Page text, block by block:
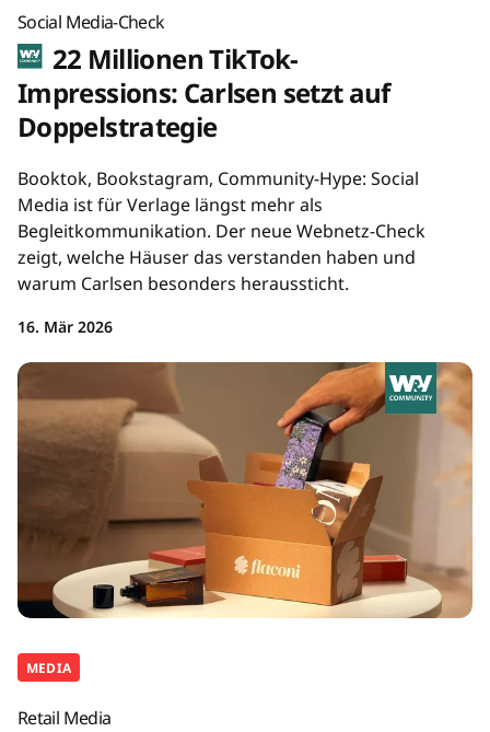
Social Media-Check
22 Millionen TikTok-
Impressions: Carlsen setzt auf
Doppelstrategie
Booktok, Bookstagram, Community-Hype: Social
Media ist für Verlage längst mehr als
Begleitkommunikation. Der neue Webnetz-Check
zeigt, welche Häuser das verstanden haben und
warum Carlsen besonders heraussticht.
16. Mär 2026
MEDIA
Retail Media